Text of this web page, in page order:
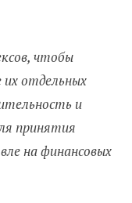
чтобы
их отдельных
и
принятия
на финансовых